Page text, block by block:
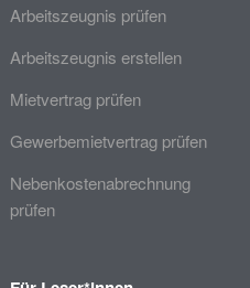
Arbeitszeugnis prüfen
Arbeitszeugnis erstellen
Mietvertrag prüfen
Gewerbemietvertrag prüfen
Nebenkostenabrechnung
prüfen